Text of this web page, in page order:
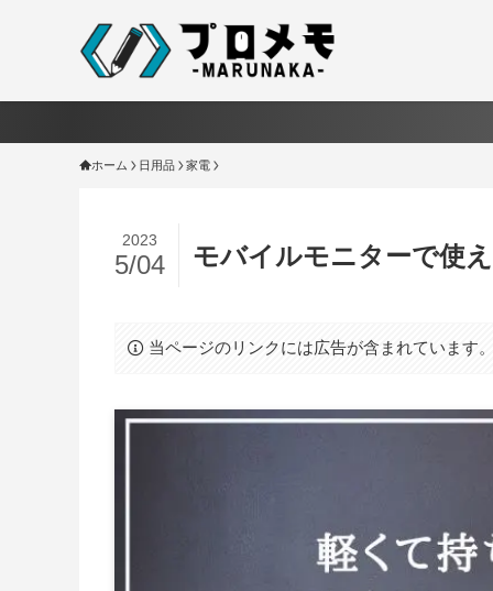
ホーム 日用品 家電
モバイルモニターで使
2023
5/04
当ページのリンクには広告が含まれています